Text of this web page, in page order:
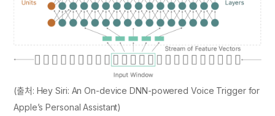
(출처: Hey Siri: An On-device DNN-powered Voice Trigger for
Apple’s Personal Assistant)